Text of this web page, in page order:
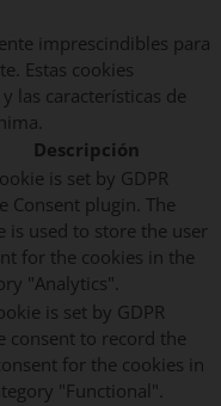
imprescindibles para
Estas cookies
las características de
Descripción
is set by GDPR
Consent plugin. The
is used to store the user
for the cookies in the
"Analytics".
is set by GDPR
consent to record the
for the cookies in
"Functional".